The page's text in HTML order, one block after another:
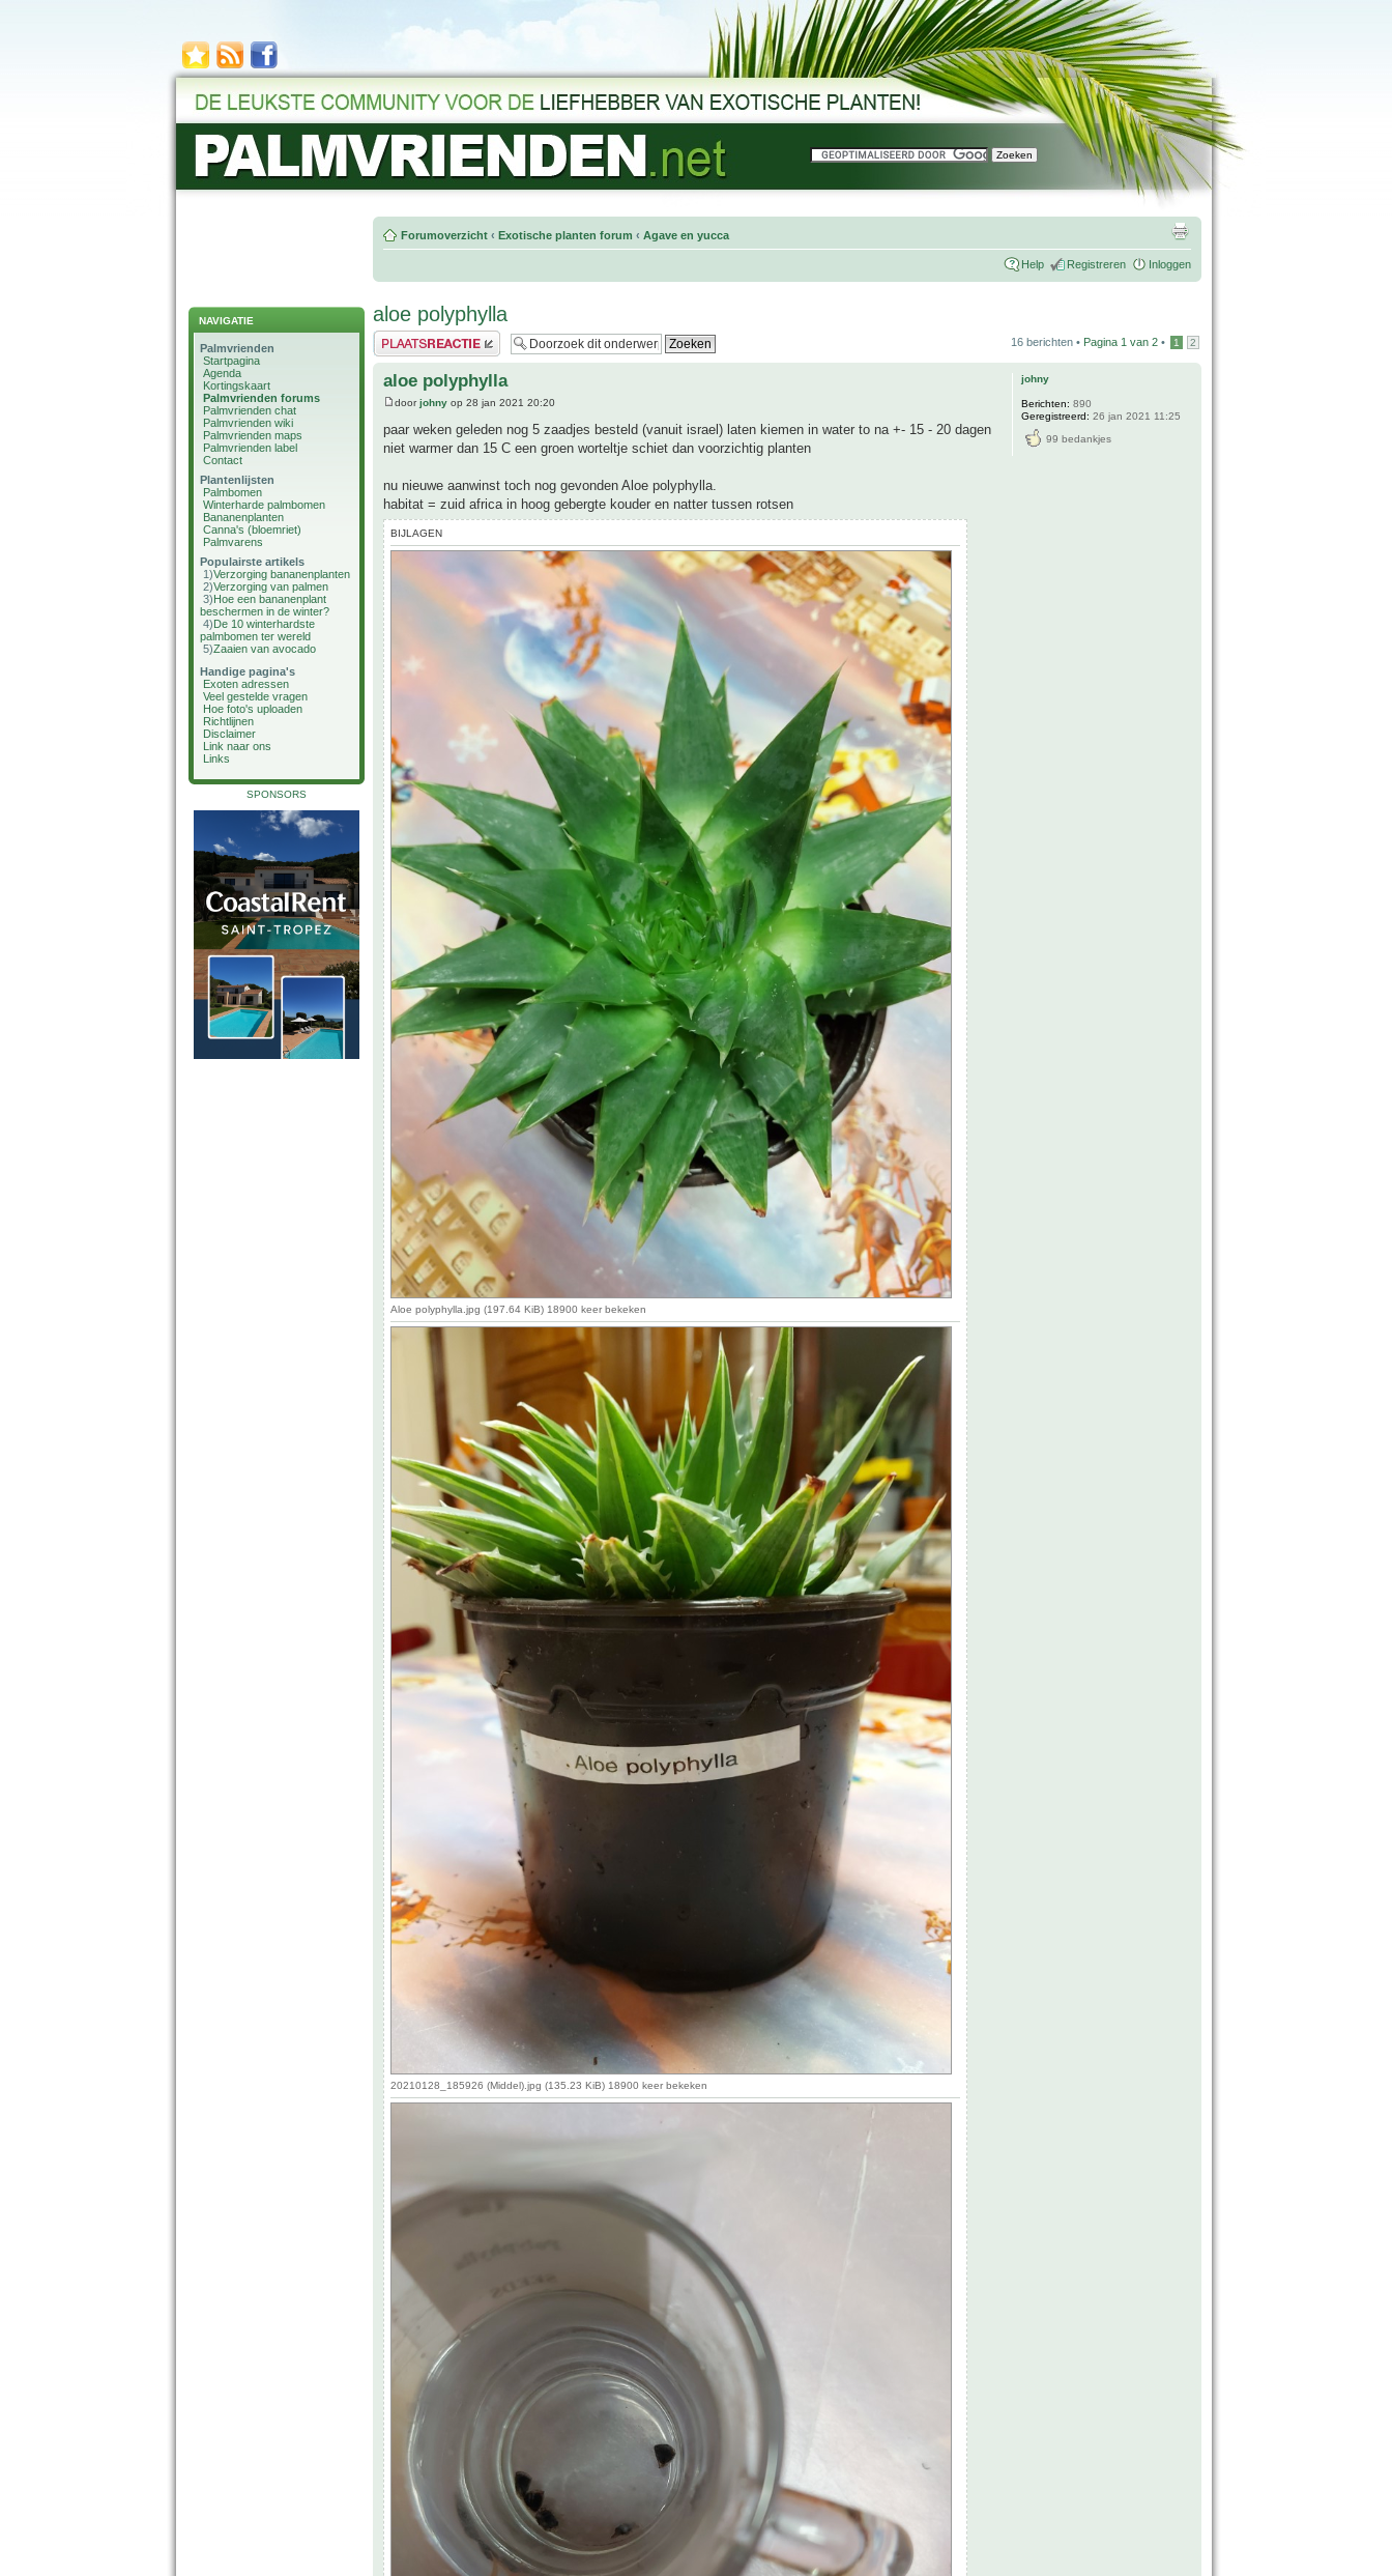
NAVIGATIE
Palmvrienden
Startpagina
Agenda
Kortingskaart
Palmvrienden forums
Palmvrienden chat
Palmvrienden wiki
Palmvrienden maps
Palmvrienden label
Contact
Plantenlijsten
Palmbomen
Winterharde palmbomen
Bananenplanten
Canna's (bloemriet)
Palmvarens
Populairste artikels
1)Verzorging bananenplanten
2)Verzorging van palmen
3)Hoe een bananenplant
beschermen in de winter?
4)De 10 winterhardste
palmbomen ter wereld
5)Zaaien van avocado
Handige pagina's
Exoten adressen
Veel gestelde vragen
Hoe foto's uploaden
Richtlijnen
Disclaimer
Link naar ons
Links
SPONSORS
Forumoverzicht ‹ Exotische planten forum ‹ Agave en yucca
Help Registreren Inloggen
aloe polyphylla
Plaats een reactie 16 berichten • Pagina 1 van 2 • 1 2
aloe polyphylla
doorjohny op 28 jan 2021 20:20
paar weken geleden nog 5 zaadjes besteld (vanuit israel) laten kiemen in water to na +- 15 - 20 dagen
niet warmer dan 15 C een groen worteltje schiet dan voorzichtig planten
nu nieuwe aanwinst toch nog gevonden Aloe polyphylla.
habitat = zuid africa in hoog gebergte kouder en natter tussen rotsen
BIJLAGEN
Aloe polyphylla.jpg (197.64 KiB) 18900 keer bekeken
20210128_185926 (Middel).jpg (135.23 KiB) 18900 keer bekeken
johny
Berichten: 890
Geregistreerd: 26 jan 2021 11:25
99 bedankjes